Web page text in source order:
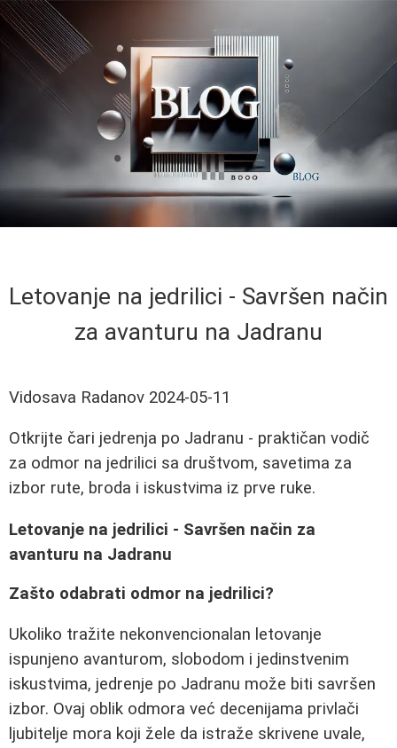
Letovanje na jedrilici - Savršen način
za avanturu na Jadranu
Vidosava Radanov 2024-05-11
Otkrijte čari jedrenja po Jadranu - praktičan vodič
za odmor na jedrilici sa društvom, savetima za
izbor rute, broda i iskustvima iz prve ruke.
Letovanje na jedrilici - Savršen način za
avanturu na Jadranu
Zašto odabrati odmor na jedrilici?
Ukoliko tražite nekonvencionalan letovanje
ispunjeno avanturom, slobodom i jedinstvenim
iskustvima, jedrenje po Jadranu može biti savršen
izbor. Ovaj oblik odmora već decenijama privlači
ljubitelje mora koji žele da istraže skrivene uvale,